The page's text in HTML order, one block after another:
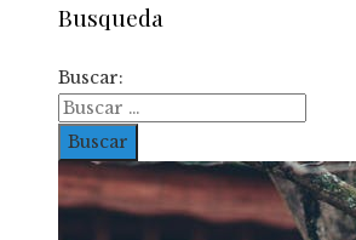
Busqueda
Buscar: